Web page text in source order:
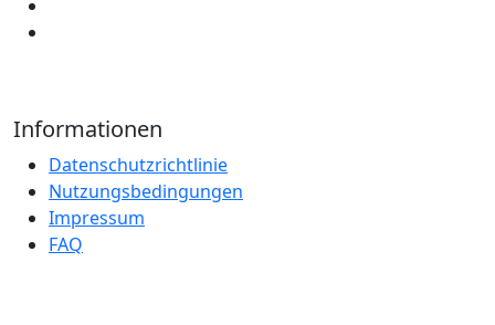
Informationen
Datenschutzrichtlinie
Nutzungsbedingungen
Impressum
FAQ